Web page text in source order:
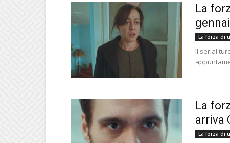
La
La forza di
Il serial
La
arriva
La forza di